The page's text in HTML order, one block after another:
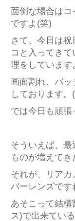
面倒な場合は
ですよ(笑)
さて、今日は
コと入ってき
理をしています
画面割れ、バ
しております。(
では今日も頑張
そういえば、
ものが増えてき
それが、リア
バーレンズで
あそこって結構
ス)で出来てい